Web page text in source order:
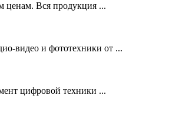
ценам. Вся продукция ...
видео и фототехники от ...
цифровой техники ...